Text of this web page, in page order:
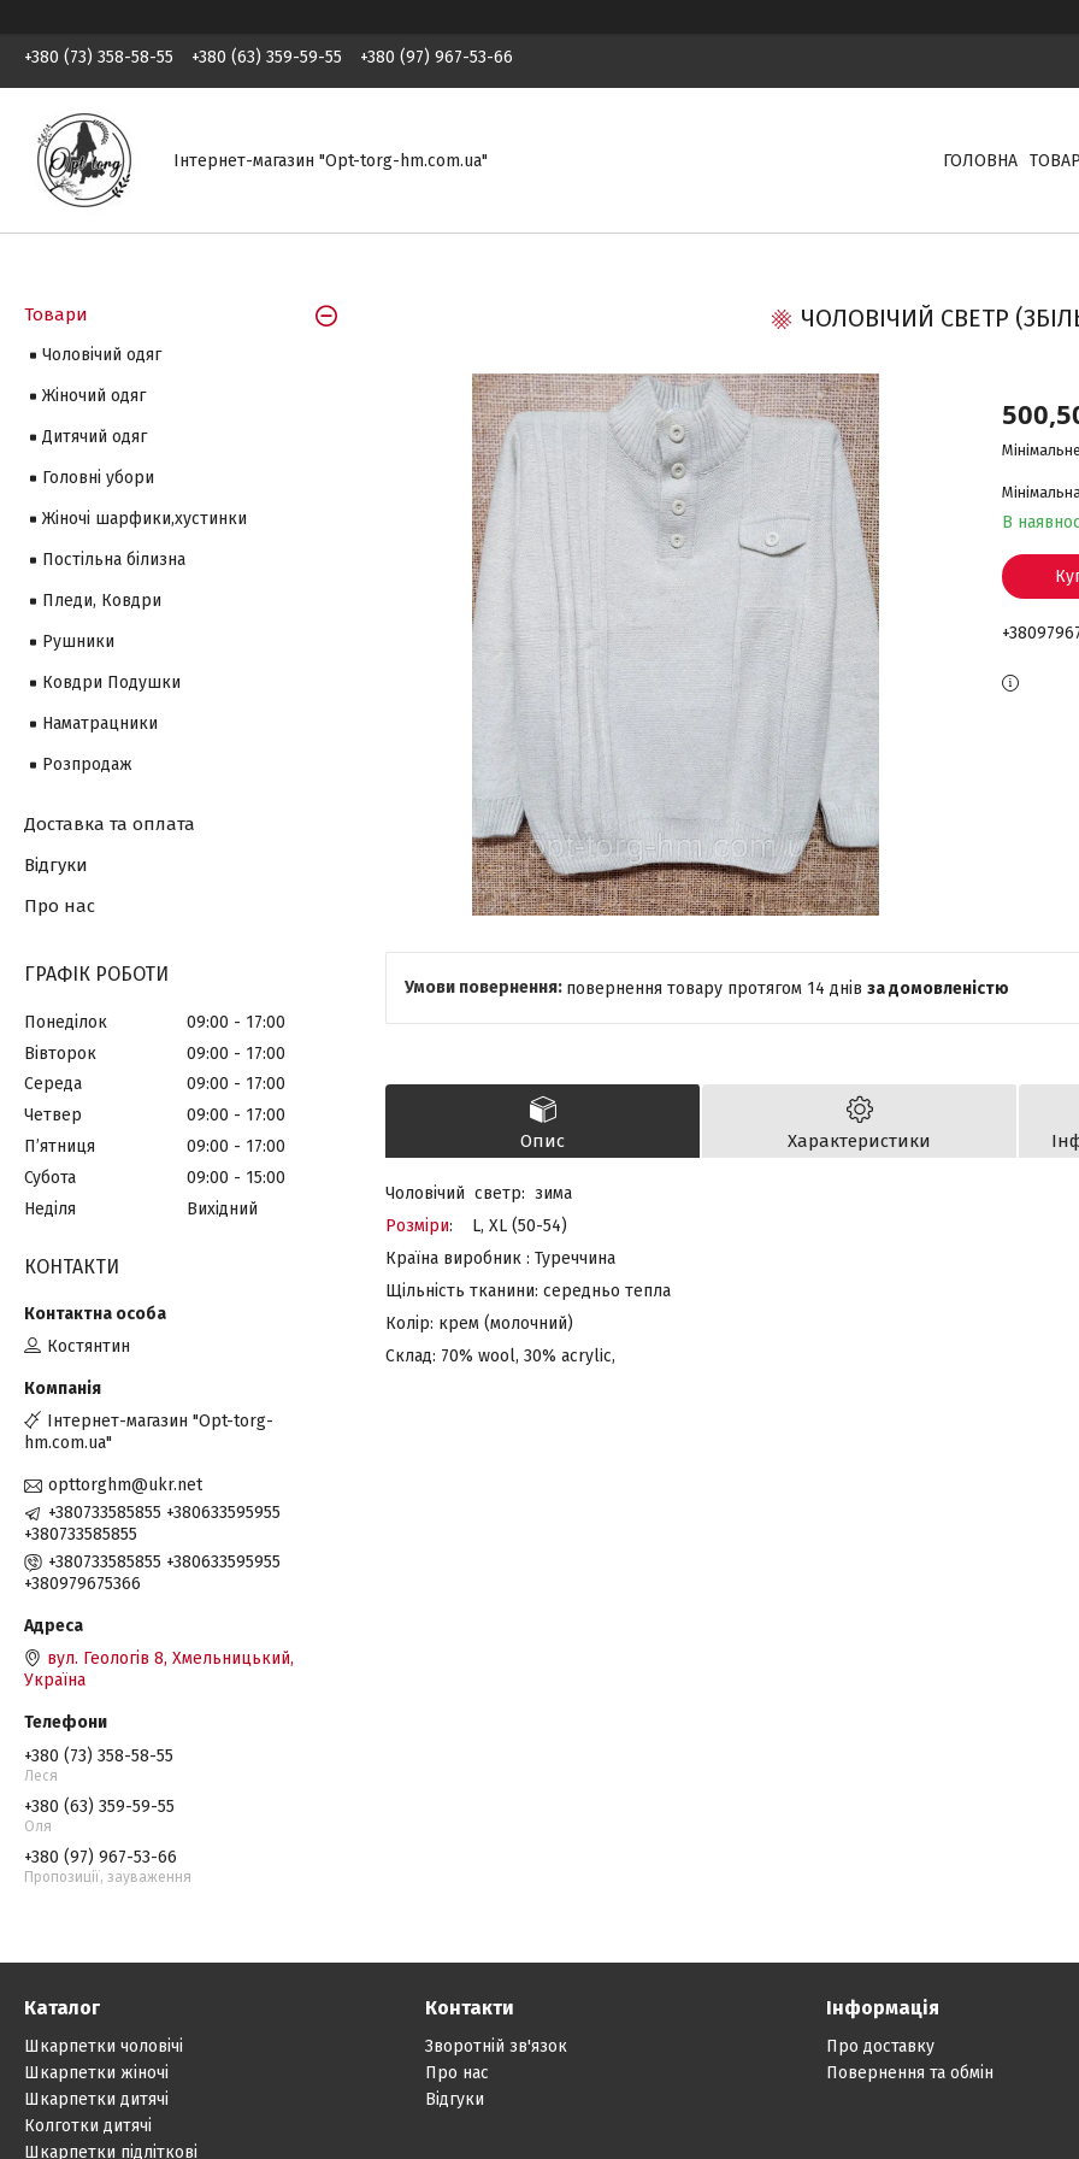
+380 (73) 358-58-55 +380 (63) 359-59-55 +380 (97) 967-53-66
Інтернет-магазин "Opt-torg-hm.com.ua" ГОЛОВНА
ЧОЛОВІЧИЙ СВЕТР
В
повернення товару протягом 14 днів за домовленістю
Опис Характеристики
Чоловічий светр: зима
Розміри: L, XL (50-54)
Країна виробник : Туреччина
Щільність тканини: середньо тепла
Колір: крем (молочний)
Склад: 70% wool, 30% acrylic,
Товари
Чоловічий одяг
Жіночий одяг
Дитячий одяг
Головні убори
Жіночі шарфики,хустинки
Постільна білизна
Пледи, Ковдри
Рушники
Ковдри Подушки
Наматрацники
Розпродаж
Доставка та оплата
Відгуки
Про нас
ГРАФІК РОБОТИ
Понеділок 09:00
17:00
Вівторок
09:00
17:00
Середа
09:00
17:00
Четвер
09:00
17:00
Пʼятниця
09:00
17:00
Субота
09:00
15:00
Неділя
Вихідний
КОНТАКТИ
Костянтин
Інтернет-магазин "Opt-torg-
hm.com.ua"
opttorghm@ukr.net
+380733585855 +380633595955
+380733585855
+380733585855 +380633595955
+380979675366
вул. Геологів 8, Хмельницький,
Україна
+380 (73) 358-58-55
Леся
+380 (63) 359-59-55
Оля
+380 (97) 967-53-66
Пропозиції, зауваження
Каталог
Шкарпетки чоловічі
Шкарпетки жіночі
Шкарпетки дитячі
Колготки дитячі
Шкарпетки підліткові
Контакти
Зворотній зв'язок
Про нас
Відгуки
Інформація
Про доставку
Повернення та обмін